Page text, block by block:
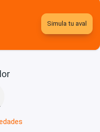
Simula tu aval